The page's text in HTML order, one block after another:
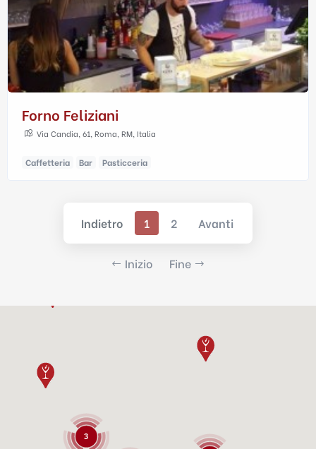
Forno Feliziani
Via Candia, 61, Roma, RM, Italia
Caffetteria Bar Pasticceria
Indietro 1 2 Avanti
Inizio Fine
3